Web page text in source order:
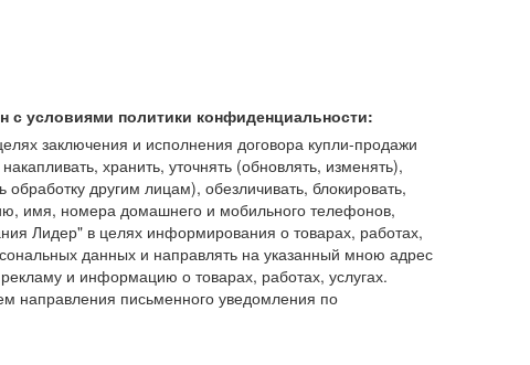
с условиями политики конфиденциальности:
заключения и исполнения договора купли-продажи
хранить, уточнять (обновлять, изменять),
обработку другим лицам), обезличивать, блокировать,
имя, номера домашнего и мобильного телефонов,
Лидер" в целях информирования о товарах, работах,
данных и направлять на указанный мною адрес
и информацию о товарах, работах, услугах.
направления письменного уведомления по